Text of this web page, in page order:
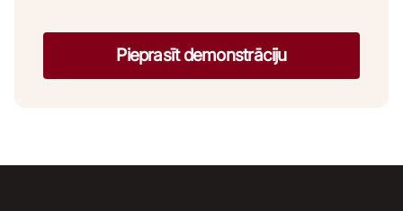
Pieprasīt demonstrāciju